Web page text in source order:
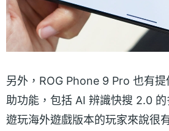
另外，ROG Phone 9 Pro 也有
助功能，包括 AI 辨識快搜 2.0
遊玩海外遊戲版本的玩家來說很